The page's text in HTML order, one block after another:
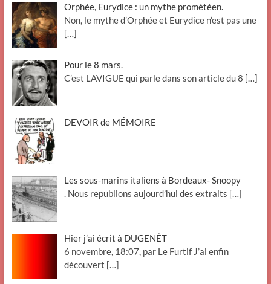
Orphée, Eurydice : un mythe prométéen.
Non, le mythe d’Orphée et Eurydice n’est pas une
[…]
Pour le 8 mars.
C’est LAVIGUE qui parle dans son article du 8 […]
DEVOIR de MÉMOIRE
Les sous-marins italiens à Bordeaux- Snoopy
. Nous republions aujourd’hui des extraits […]
Hier j’ai écrit à DUGENÊT
6 novembre, 18:07, par Le Furtif J’ai enfin
découvert […]